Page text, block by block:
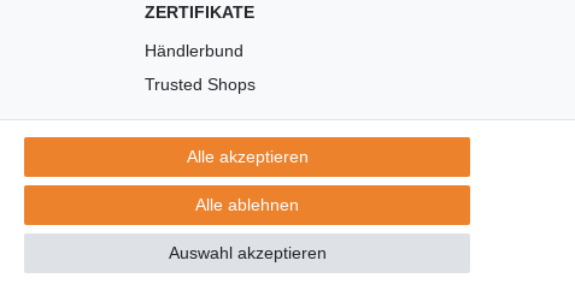
ZERTIFIKATE
Händlerbund
Trusted Shops
Alle akzeptieren
Alle ablehnen
Auswahl akzeptieren